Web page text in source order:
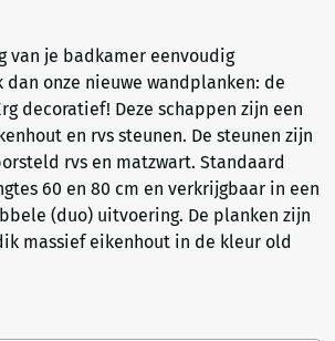
van je badkamer eenvoudig
dan onze nieuwe wandplanken: de
decoratief! Deze schappen zijn een
en rvs steunen. De steunen zijn
rvs en matzwart. Standaard
60 en 80 cm en verkrijgbaar in een
(duo) uitvoering. De planken zijn
massief eikenhout in de kleur old